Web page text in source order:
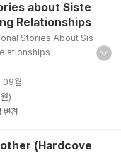
about Siste
Relationships
Stories About Sis
09월
)
변경
(Hardcove